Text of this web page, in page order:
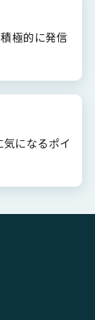
極的に発信
になるポイ